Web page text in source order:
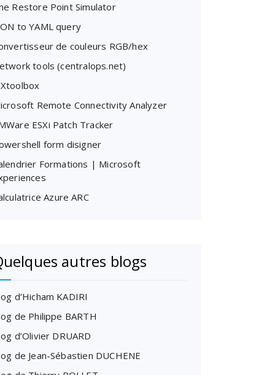
Restore Point Simulator
to YAML query
de couleurs RGB/hex
tools (centralops.net)
Remote Connectivity Analyzer
ESXi Patch Tracker
form disigner
Formations | Microsoft
Azure ARC
autres blogs
d’Hicham KADIRI
de Philippe BARTH
d’Olivier DRUARD
de Jean-Sébastien DUCHENE